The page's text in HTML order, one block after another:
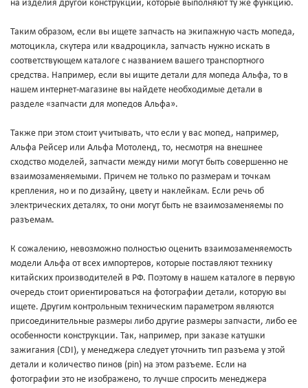
на изделия другой конструкции, которые выполняют ту же функцию.
Таким образом, если вы ищете запчасть на экипажную часть мопеда,
мотоцикла, скутера или квадроцикла, запчасть нужно искать в
соответствующем каталоге с названием вашего транспортного
средства. Например, если вы ищите детали для мопеда Альфа, то в
нашем интернет-магазине вы найдете необходимые детали в
разделе «запчасти для мопедов Альфа».
Также при этом стоит учитывать, что если у вас мопед, например,
Альфа Рейсер или Альфа Мотоленд, то, несмотря на внешнее
сходство моделей, запчасти между ними могут быть совершенно не
взаимозаменяемыми. Причем не только по размерам и точкам
крепления, но и по дизайну, цвету и наклейкам. Если речь об
электрических деталях, то они могут быть не взаимозаменяемы по
разъемам.
К сожалению, невозможно полностью оценить взаимозаменяемость
модели Альфа от всех импортеров, которые поставляют технику
китайских производителей в РФ. Поэтому в нашем каталоге в первую
очередь стоит ориентироваться на фотографии детали, которую вы
ищете. Другим контрольным техническим параметром являются
присоединительные размеры либо другие размеры запчасти, либо ее
особенности конструкции. Так, например, при заказе катушки
зажигания (CDI), у менеджера следует уточнить тип разъема у этой
детали и количество пинов (pin) на этом разъеме. Если на
фотографии это не изображено, то лучше спросить менеджера